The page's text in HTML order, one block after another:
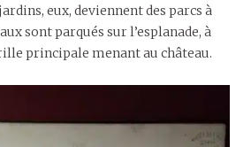
eux, deviennent des parcs à
sont parqués sur l’esplanade, à
principale menant au château.